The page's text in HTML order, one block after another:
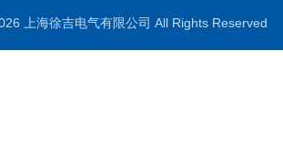
上海徐吉电气有限公司 All Rights